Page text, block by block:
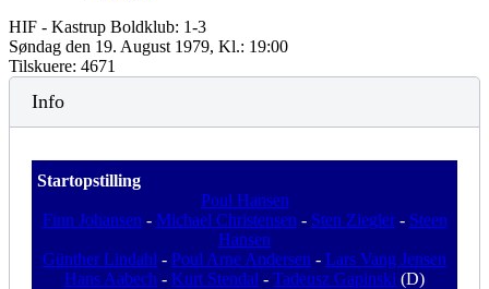
HIF - Kastrup Boldklub: 1-3
Søndag den 19. August 1979, Kl.: 19:00
Tilskuere: 4671
Info
Startopstilling
Poul Hansen
Finn Johansen - Michael Christensen - Sten Ziegler- Steen
Hansen
Günther Lindahl - Poul Arne Andersen - Lars Vang Jensen
Hans Aabech - Kurt Stendal - Tadeusz Gapinski (D)